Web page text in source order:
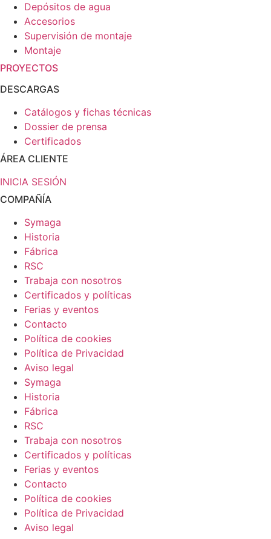
Depósitos de agua
Accesorios
Supervisión de montaje
Montaje
PROYECTOS
DESCARGAS
Catálogos y fichas técnicas
Dossier de prensa
Certificados
ÁREA CLIENTE
INICIA SESIÓN
COMPAÑÍA
Symaga
Historia
Fábrica
RSC
Trabaja con nosotros
Certificados y políticas
Ferias y eventos
Contacto
Política de cookies
Política de Privacidad
Aviso legal
Symaga
Historia
Fábrica
RSC
Trabaja con nosotros
Certificados y políticas
Ferias y eventos
Contacto
Política de cookies
Política de Privacidad
Aviso legal